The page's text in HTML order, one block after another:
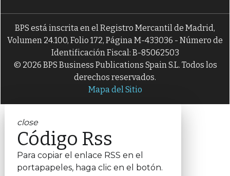
BPS está inscrita en el Registro Mercantil de Madrid,
Volumen 24.100, Folio 172, Página M-433036 - Número de
Identificación Fiscal: B-85062503
© 2026 BPS Business Publications Spain S.L. Todos los
derechos reservados.
Mapa del Sitio
close
Código Rss
Para copiar el enlace RSS en el
portapapeles, haga clic en el botón.